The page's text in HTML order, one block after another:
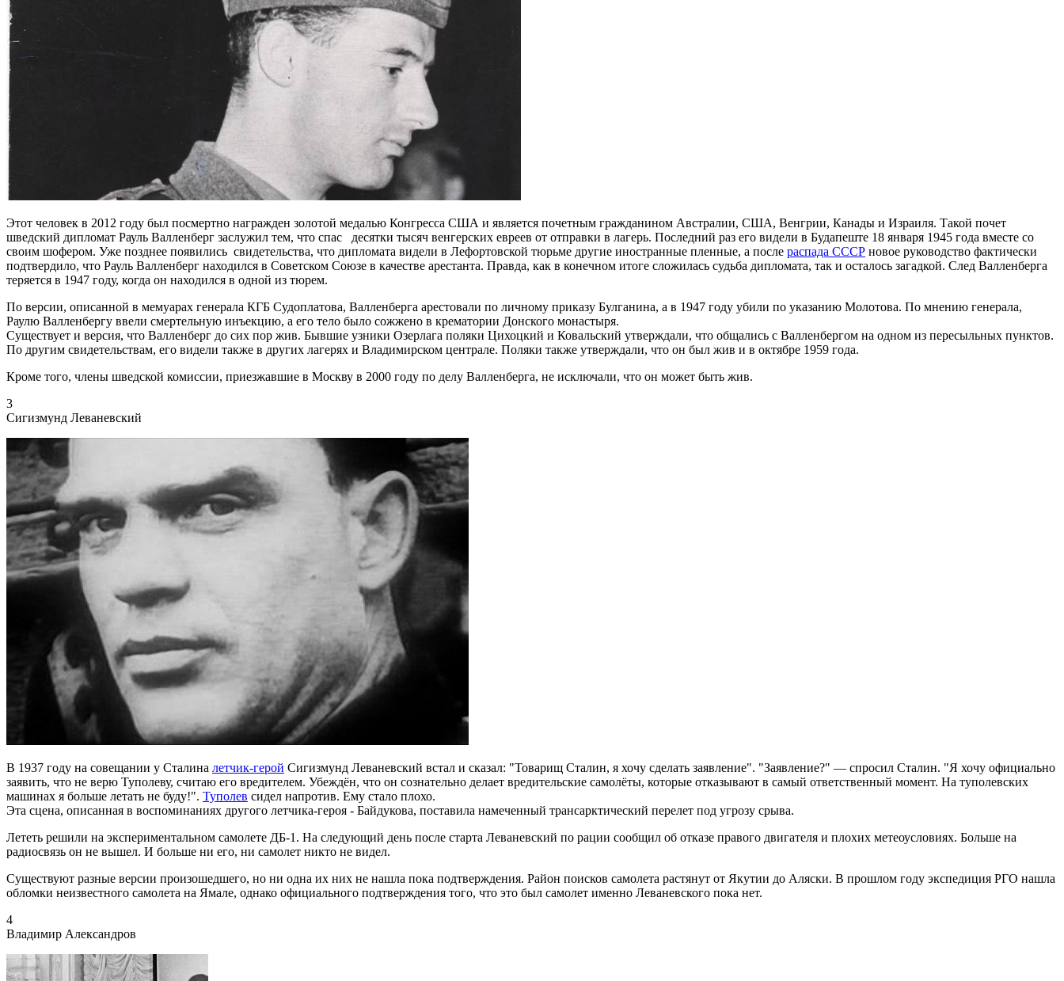
Этот человек в 2012 году был посмертно награжден золотой медалью Конгресса США и является почетным гражданином Австралии, США, Венгрии, Канады и Израиля. Такой почет
шведский дипломат Рауль Валленберг заслужил тем, что спас десятки тысяч венгерских евреев от отправки в лагерь. Последний раз его видели в Будапеште 18 января 1945 года вместе со
своим шофером. Уже позднее появились свидетельства, что дипломата видели в Лефортовской тюрьме другие иностранные пленные, а после распада СССР новое руководство фактически
подтвердило, что Рауль Валленберг находился в Советском Союзе в качестве арестанта. Правда, как в конечном итоге сложилась судьба дипломата, так и осталось загадкой. След Валленберга
теряется в 1947 году, когда он находился в одной из тюрем.
По версии, описанной в мемуарах генерала КГБ Судоплатова, Валленберга арестовали по личному приказу Булганина, а в 1947 году убили по указанию Молотова. По мнению генерала,
Раулю Валленбергу ввели смертельную инъекцию, а его тело было сожжено в крематории Донского монастыря.
Существует и версия, что Валленберг до сих пор жив. Бывшие узники Озерлага поляки Цихоцкий и Ковальский утверждали, что общались с Валленбергом на одном из пересыльных пунктов.
По другим свидетельствам, его видели также в других лагерях и Владимирском централе. Поляки также утверждали, что он был жив и в октябре 1959 года.
Кроме того, члены шведской комиссии, приезжавшие в Москву в 2000 году по делу Валленберга, не исключали, что он может быть жив.
3
Сигизмунд Леваневский
В 1937 году на совещании у Сталина летчик-герой Сигизмунд Леваневский встал и сказал: "Товарищ Сталин, я хочу сделать заявление". "Заявление?" — спросил Сталин. "Я хочу официально
заявить, что не верю Туполеву, считаю его вредителем. Убеждён, что он сознательно делает вредительские самолёты, которые отказывают в самый ответственный момент. На туполевских
машинах я больше летать не буду!". Туполев сидел напротив. Ему стало плохо.
Эта сцена, описанная в воспоминаниях другого летчика-героя - Байдукова, поставила намеченный трансарктический перелет под угрозу срыва.
Лететь решили на экспериментальном самолете ДБ-1. На следующий день после старта Леваневский по рации сообщил об отказе правого двигателя и плохих метеоусловиях. Больше на
радиосвязь он не вышел. И больше ни его, ни самолет никто не видел.
Существуют разные версии произошедшего, но ни одна их них не нашла пока подтверждения. Район поисков самолета растянут от Якутии до Аляски. В прошлом году экспедиция РГО нашла
обломки неизвестного самолета на Ямале, однако официального подтверждения того, что это был самолет именно Леваневского пока нет.
4
Владимир Александров